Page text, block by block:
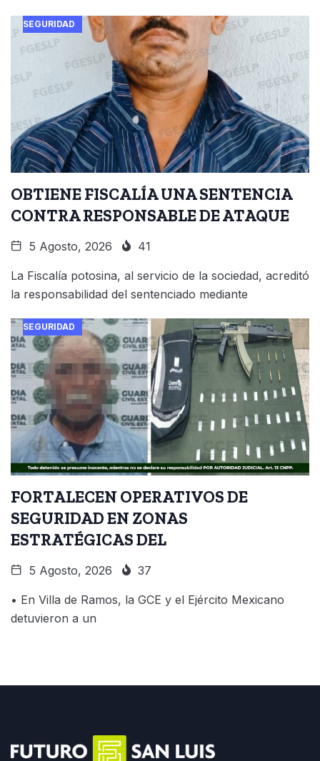
SEGURIDAD
OBTIENE FISCALÍA UNA SENTENCIA
CONTRA RESPONSABLE DE ATAQUE
5 Agosto, 2026 41
La Fiscalía potosina, al servicio de la sociedad, acreditó
la responsabilidad del sentenciado mediante
SEGURIDAD
FORTALECEN OPERATIVOS DE
SEGURIDAD EN ZONAS
ESTRATÉGICAS DEL
5 Agosto, 2026 37
• En Villa de Ramos, la GCE y el Ejército Mexicano
detuvieron a un